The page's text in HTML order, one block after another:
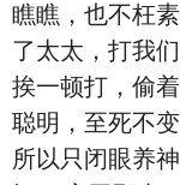
瞧瞧，也不枉
了太太，打我
挨一顿打，偷
聪明，至死不
所以只闭眼养